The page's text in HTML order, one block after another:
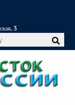
3